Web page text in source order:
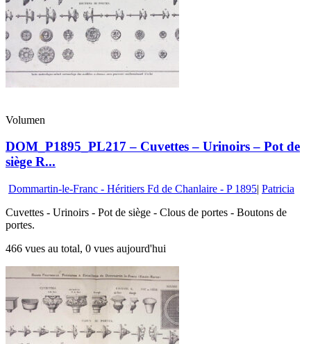
Volumen
DOM_P1895_PL217 – Cuvettes – Urinoirs – Pot de
siège R...
Dommartin-le-Franc - Héritiers Fd de Chanlaire - P 1895| Patricia
Cuvettes - Urinoirs - Pot de siège - Clous de portes - Boutons de
portes.
466 vues au total, 0 vues aujourd'hui